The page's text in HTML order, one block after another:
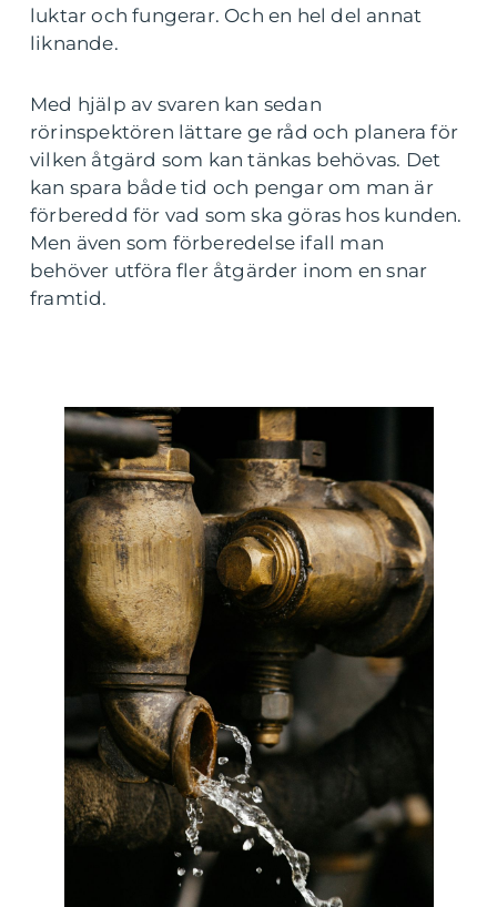
luktar och fungerar. Och en hel del annat
liknande.
Med hjälp av svaren kan sedan
rörinspektören lättare ge råd och planera för
vilken åtgärd som kan tänkas behövas. Det
kan spara både tid och pengar om man är
förberedd för vad som ska göras hos kunden.
Men även som förberedelse ifall man
behöver utföra fler åtgärder inom en snar
framtid.